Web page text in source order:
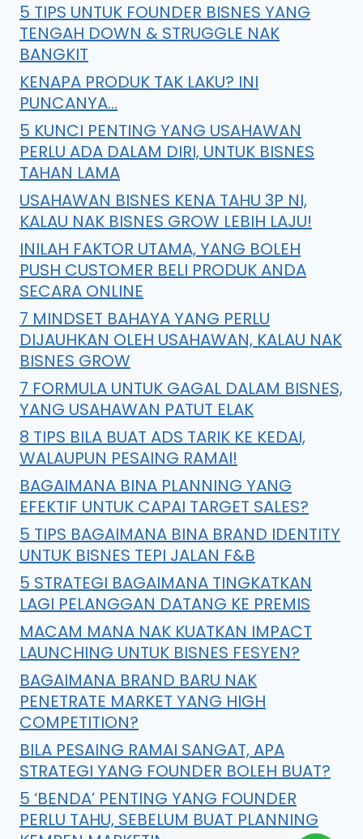
5 TIPS UNTUK FOUNDER BISNES YANG
TENGAH DOWN & STRUGGLE NAK
BANGKIT
KENAPA PRODUK TAK LAKU? INI
PUNCANYA…
5 KUNCI PENTING YANG USAHAWAN
PERLU ADA DALAM DIRI, UNTUK BISNES
TAHAN LAMA
USAHAWAN BISNES KENA TAHU 3P NI,
KALAU NAK BISNES GROW LEBIH LAJU!
INILAH FAKTOR UTAMA, YANG BOLEH
PUSH CUSTOMER BELI PRODUK ANDA
SECARA ONLINE
7 MINDSET BAHAYA YANG PERLU
DIJAUHKAN OLEH USAHAWAN, KALAU NAK
BISNES GROW
7 FORMULA UNTUK GAGAL DALAM BISNES,
YANG USAHAWAN PATUT ELAK
8 TIPS BILA BUAT ADS TARIK KE KEDAI,
WALAUPUN PESAING RAMAI!
BAGAIMANA BINA PLANNING YANG
EFEKTIF UNTUK CAPAI TARGET SALES?
5 TIPS BAGAIMANA BINA BRAND IDENTITY
UNTUK BISNES TEPI JALAN F&B
5 STRATEGI BAGAIMANA TINGKATKAN
LAGI PELANGGAN DATANG KE PREMIS
MACAM MANA NAK KUATKAN IMPACT
LAUNCHING UNTUK BISNES FESYEN?
BAGAIMANA BRAND BARU NAK
PENETRATE MARKET YANG HIGH
COMPETITION?
BILA PESAING RAMAI SANGAT, APA
STRATEGI YANG FOUNDER BOLEH BUAT?
5 ‘BENDA’ PENTING YANG FOUNDER
PERLU TAHU, SEBELUM BUAT PLANNING